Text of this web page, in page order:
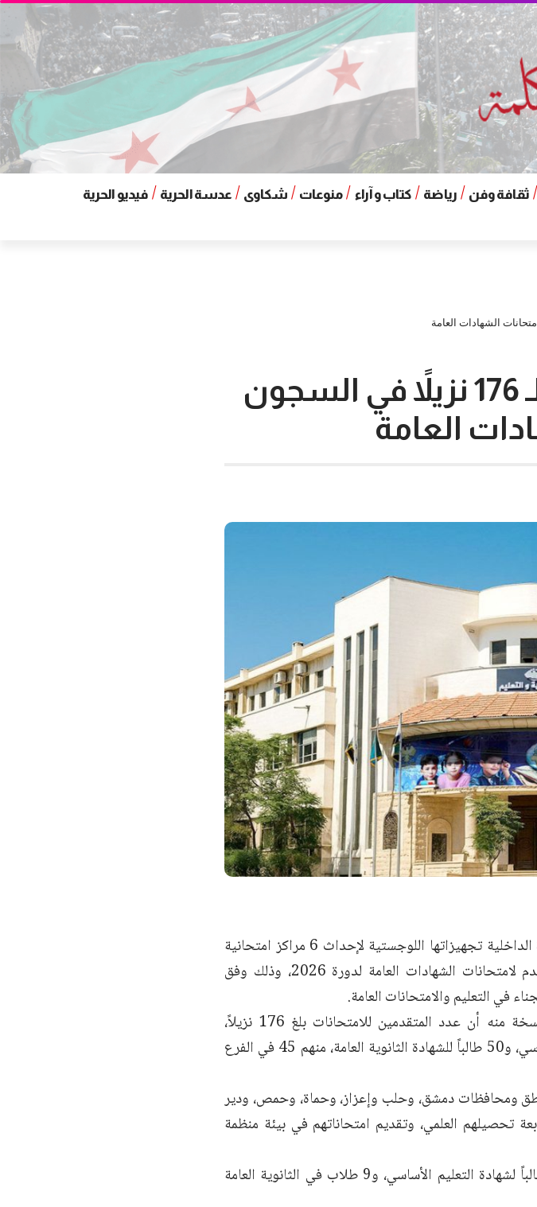
ثقافة وفن رياضة كتاب و آراء منوعات شكاوى عدسة الحرية
فيديو الحرية
إحداث 6 مراكز امتحانية لـ 176 نزيلاً في السجون
العامة
أنهت وزارة التربية والتعليم بالتعاون مع وزارة الداخلية تجهيزاتها اللوجستية لإحداث 6 مراكز امتحانية
متكاملة، ليتمكن النزلاء في السجون من التقدم لامتحانات الشهادات العامة لدورة 2026، وذلك وفق
في التعليم والامتحانات العامة.
وأوضحت الوزارة في بيان تلقت «الحرية» نسخة منه أن عدد المتقدمين للامتحانات بلغ 176 نزيلاً،
يتوزعون على 126 طالباً لشهادة التعليم الأساسي، و50 طالباً للشهادة الثانوية العامة، منهم 45 في الفرع
ومحافظات دمشق، وحلب وإعزاز، وحماة، وحمص، ودير
تحصيلهم العلمي، وتقديم امتحاناتهم في بيئة منظمة
وبلغ عددهم في دمشق 24 نزيلاً، منهم 12 طالباً لشهادة التعليم الأساسي، و9 طلاب في الثانوية العامة